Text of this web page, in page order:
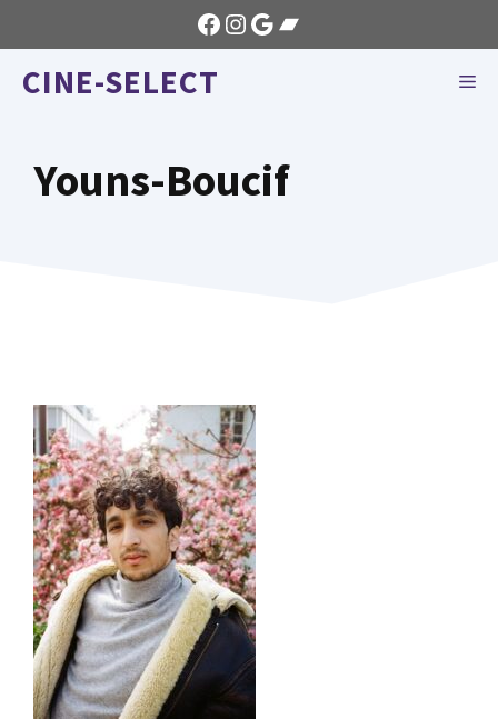
au
contenu
Facebook
Instagram
GoogleBandcamp
CINE-SELECT
Youns-Boucif